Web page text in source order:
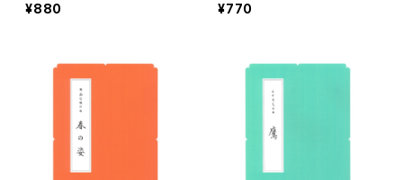
¥880
¥770